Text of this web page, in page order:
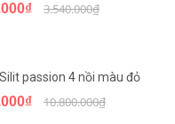
3.540.000₫
passion 4 nồi màu đỏ
10.800.000₫